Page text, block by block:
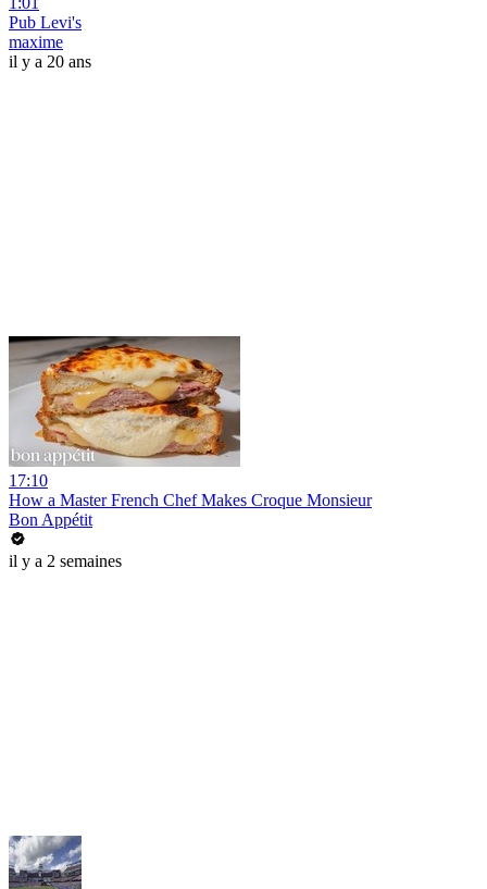
Pub Levi's
maxime
il y a 20 ans
17:10
How a Master French Chef Makes Croque Monsieur
Bon Appétit
il y a 2 semaines